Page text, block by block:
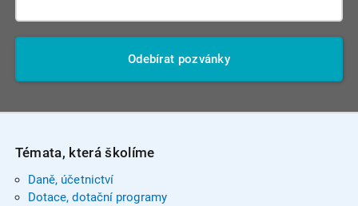
Odebírat pozvánky
Témata, která školíme
Daně, účetnictví
Dotace, dotační programy